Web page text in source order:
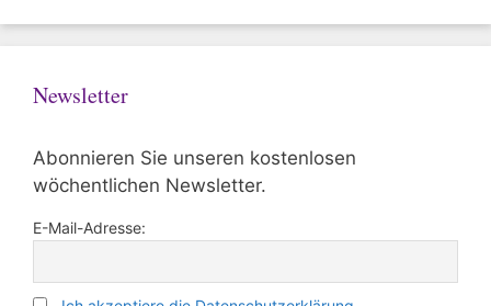
Newsletter
Abonnieren Sie unseren kostenlosen
wöchentlichen Newsletter.
E-Mail-Adresse: